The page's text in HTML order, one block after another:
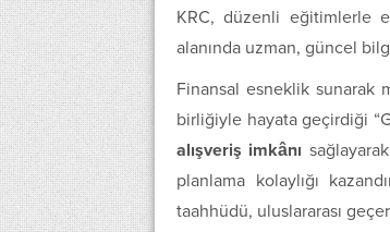
KRC, düzenli eğitimlerle
alanında uzman, güncel
Finansal esneklik sunarak
birliğiyle hayata geçirdiği
alışveriş imkânı
planlama kolaylığı
taahhüdü, uluslararası